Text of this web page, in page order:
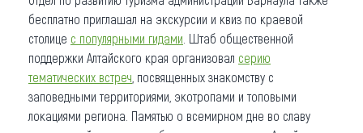
бесплатно приглашал на экскурсии и квиз по краевой
столице с популярными гидами . Штаб общественной
поддержки Алтайского края организовал серию
тематических встреч , посвященных знакомству с
заповедными территориями, экотропами и топовыми
локациями региона. Памятью о всемирном дне во славу